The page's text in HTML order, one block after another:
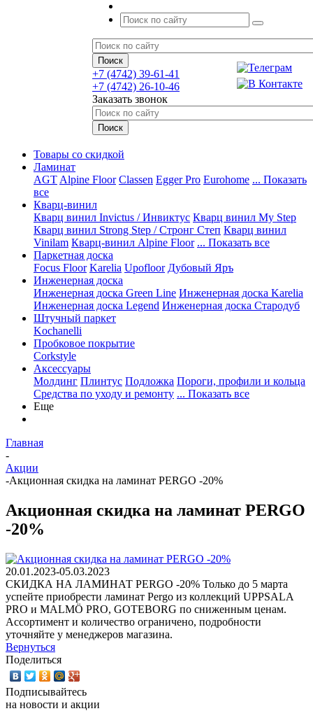
+7 (4742) 39-61-41
+7 (4742) 26-10-46
Заказать звонок
Товары со скидкой
Ламинат
AGT Alpine Floor Classen Egger Pro Eurohome ... Показать
все
Кварц-винил
Кварц винил Invictus / Инвиктус Кварц винил My Step
Кварц винил Strong Step / Стронг Степ Кварц винил
Vinilam Кварц-винил Alpine Floor ... Показать все
Паркетная доска
Focus Floor Karelia Upofloor Дубовый Яръ
Инженерная доска
Инженерная доска Green Line Инженерная доска Karelia
Инженерная доска Legend Инженерная доска Стародуб
Штучный паркет
Kochanelli
Пробковое покрытие
Corkstyle
Аксессуары
Молдинг Плинтус Подложка Пороги, профили и кольца
Средства по уходу и ремонту ... Показать все
Еще
Главная
-
Акции
-Акционная скидка на ламинат PERGO -20%
Акционная скидка на ламинат PERGO
-20%
20.01.2023-05.03.2023
СКИДКА НА ЛАМИНАТ PERGO -20% Только до 5 марта
успейте приобрести ламинат Pergo из коллекций UPPSALA
PRO и MALMÖ PRO, GOTEBORG по сниженным ценам.
Ассортимент и количество ограничено, подробности
уточняйте у менеджеров магазина.
Вернуться
Поделиться
Подписывайтесь
на новости и акции